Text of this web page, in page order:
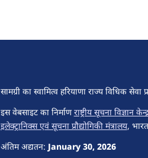
सामग्री का स्वामित्व हरियाणा राज्य विधिक सेवा
इस वेबसाइट का निर्माणराष्ट्रीय सूचना विज्ञान
इलेक्ट्रानिक्स एवं सूचना प्रौद्योगिकी मंत्रालय,
अंतिम अद्यतन: January 30, 2026